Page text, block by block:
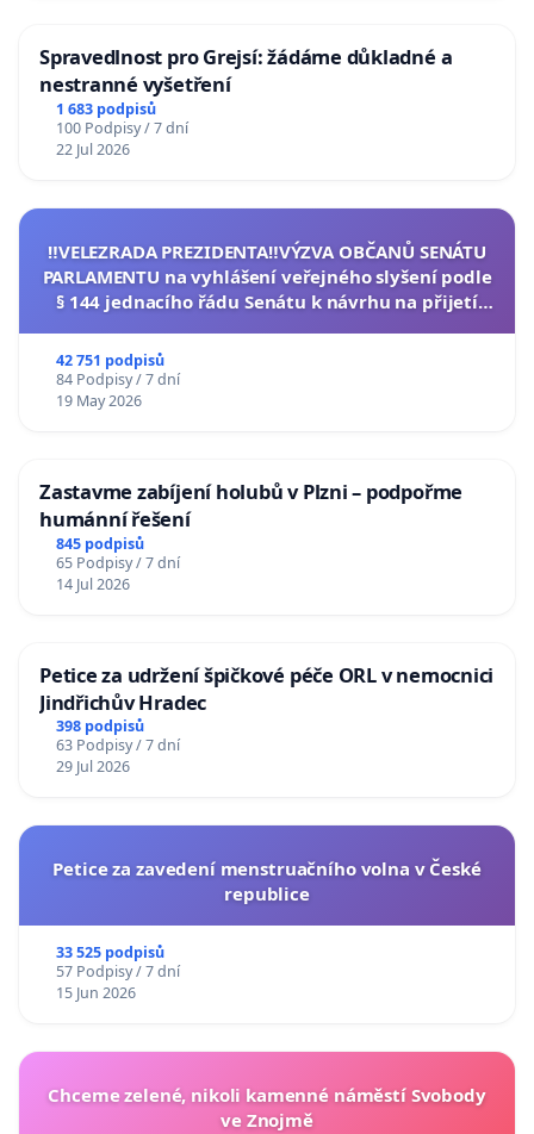
Spravedlnost pro Grejsí: žádáme důkladné a
nestranné vyšetření
1 683 podpisů
100 Podpisy / 7 dní
22 Jul 2026
‼️VELEZRADA PREZIDENTA‼️VÝZVA OBČANŮ SENÁTU
PARLAMENTU na vyhlášení veřejného slyšení podle
§ 144 jednacího řádu Senátu k návrhu na přijetí
42 751 podpisů
84 Podpisy / 7 dní
19 May 2026
Zastavme zabíjení holubů v Plzni – podpořme
humánní řešení
845 podpisů
65 Podpisy / 7 dní
14 Jul 2026
Petice za udržení špičkové péče ORL v nemocnici
Jindřichův Hradec
398 podpisů
63 Podpisy / 7 dní
29 Jul 2026
Petice za zavedení menstruačního volna v České
republice
33 525 podpisů
57 Podpisy / 7 dní
15 Jun 2026
Chceme zelené, nikoli kamenné náměstí Svobody
ve Znojmě